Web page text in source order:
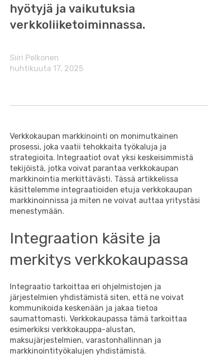
hyötyjä ja vaikutuksia
verkkoliiketoiminnassa.
Siiri Pelkonen
huhtikuuta 17, 2025
Verkkokaupan markkinointi on monimutkainen
prosessi, joka vaatii tehokkaita työkaluja ja
strategioita. Integraatiot ovat yksi keskeisimmistä
tekijöistä, jotka voivat parantaa verkkokaupan
markkinointia merkittävästi. Tässä artikkelissa
käsittelemme integraatioiden etuja verkkokaupan
markkinoinnissa ja miten ne voivat auttaa yritystäsi
menestymään.
Integraation käsite ja
merkitys verkkokaupassa
Integraatio tarkoittaa eri ohjelmistojen ja
järjestelmien yhdistämistä siten, että ne voivat
kommunikoida keskenään ja jakaa tietoa
saumattomasti. Verkkokaupassa tämä tarkoittaa
esimerkiksi verkkokauppa-alustan,
maksujärjestelmien, varastonhallinnan ja
markkinointityökalujen yhdistämistä.